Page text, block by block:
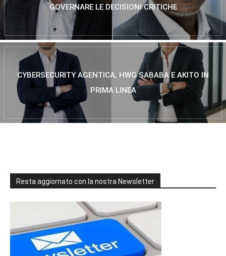
GOVERNARE LE DECISIONI CRITICHE
CYBERSECURITY AGENTICA, HWG SABABA E AKITO IN
PRIMA LINEA
Resta aggiornato con la nostra Newsletter